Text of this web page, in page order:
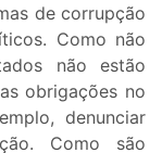
de corrupção
Como não
não estão
obrigações no
denunciar
Como são